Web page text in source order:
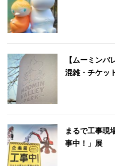
【ムーミンバ
混雑・チケッ
まるで工事現
事中！」展